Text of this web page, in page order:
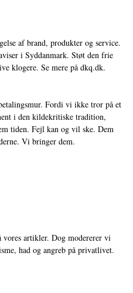
af brand, produkter og service.
i Syddanmark. Støt den frie
klogere. Se mere på dkq.dk.
Fordi vi ikke tror på et
i den kildekritiske tradition,
tiden. Fejl kan og vil ske. Dem
Vi bringer dem.
artikler. Dog modererer vi
had og angreb på privatlivet.